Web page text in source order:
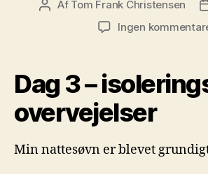
Indlægsforfatter
Af Tom Frank Christensen
Ingen
Dag 3 –
overvejelser
Min nattesøvn er blevet